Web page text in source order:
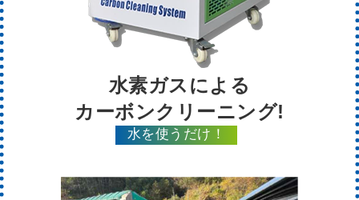
水素ガスによる
カーボンクリーニング!
水を使うだけ！